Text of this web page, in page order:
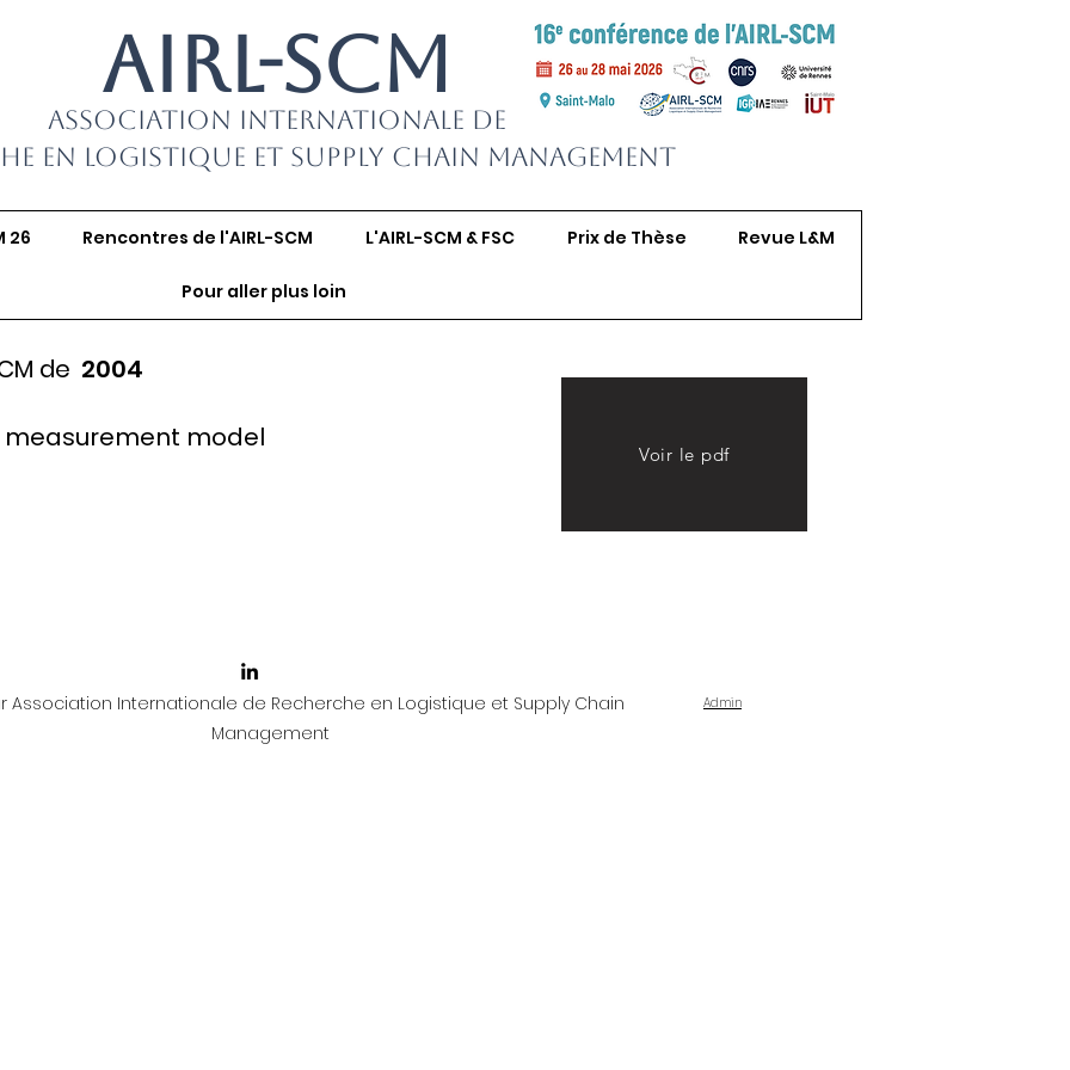
AIRL-SCM
Association Internationale de
en Logistique et Supply Chain Management
26 Rencontres de l'AIRL-SCM L'AIRL-SCM & FSC Prix de Thèse Revue L&M
Pour aller plus loin
de 2004
measurement model
Voir le pdf
Association Internationale de Recherche en Logistique et Supply Chain
Management
Admin